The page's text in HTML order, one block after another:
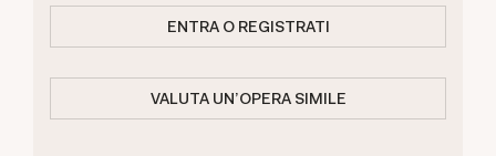
ENTRA O REGISTRATI
VALUTA UN'OPERA SIMILE